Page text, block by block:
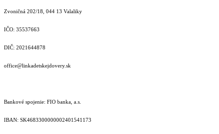
Zvoničná 202/18, 044 13 Valaliky
IČO: 35537663
DIČ: 2021644878
office@linkadetskejdovery.sk
Bankové spojenie: FIO banka, a.s.
IBAN: SK46833000000­02401541173